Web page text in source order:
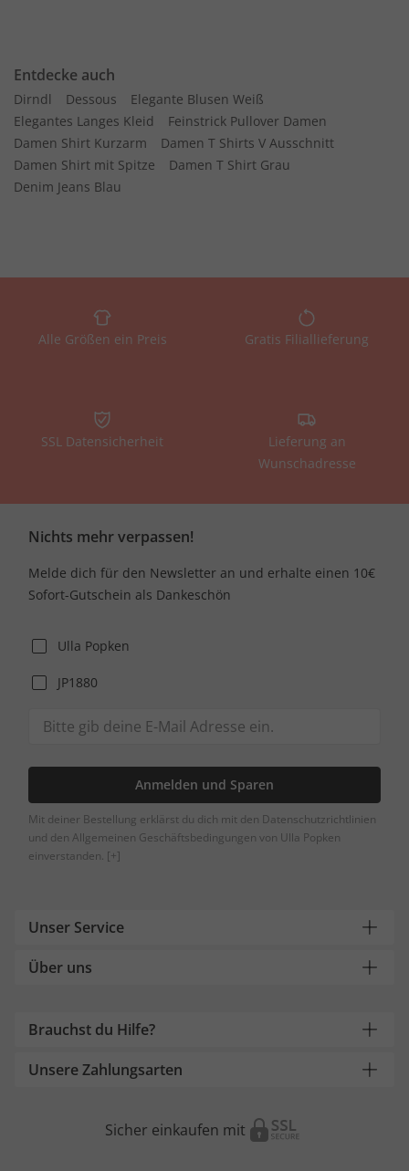
Entdecke auch
Dirndl Dessous
Elegante Blusen Weiß
Elegantes Langes Kleid
Feinstrick Pullover Damen
Damen Shirt Kurzarm
Damen T Shirts V Ausschnitt
Damen Shirt mit Spitze
Damen T Shirt Grau
Denim Jeans Blau
Alle Größen ein Preis Gratis Filiallieferung
SSL Datensicherheit
Lieferung an
Wunschadresse
Nichts mehr verpassen!
Melde dich für den Newsletter an und erhalte einen 10€
Sofort-Gutschein als Dankeschön
Ulla Popken
JP1880
Anmelden und Sparen
Mit deiner Bestellung erklärst du dich mit den Datenschutzrichtlinien
und den Allgemeinen Geschäftsbedingungen von Ulla Popken
einverstanden. [+]
Unser Service
Über uns
Brauchst du Hilfe?
Unsere Zahlungsarten
Sicher einkaufen mit